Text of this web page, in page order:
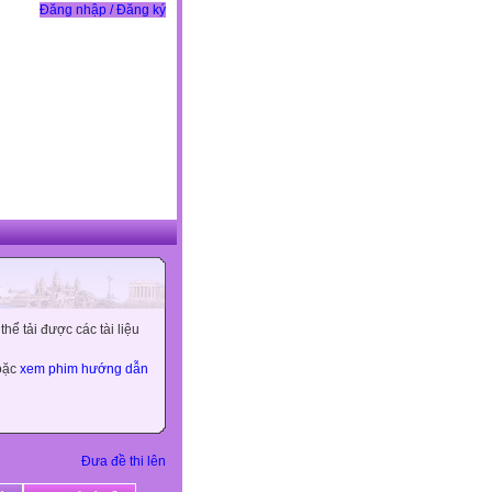
Đăng nhập / Đăng ký
tải được các tài liệu
xem phim hướng dẫn
Đưa đề thi lên